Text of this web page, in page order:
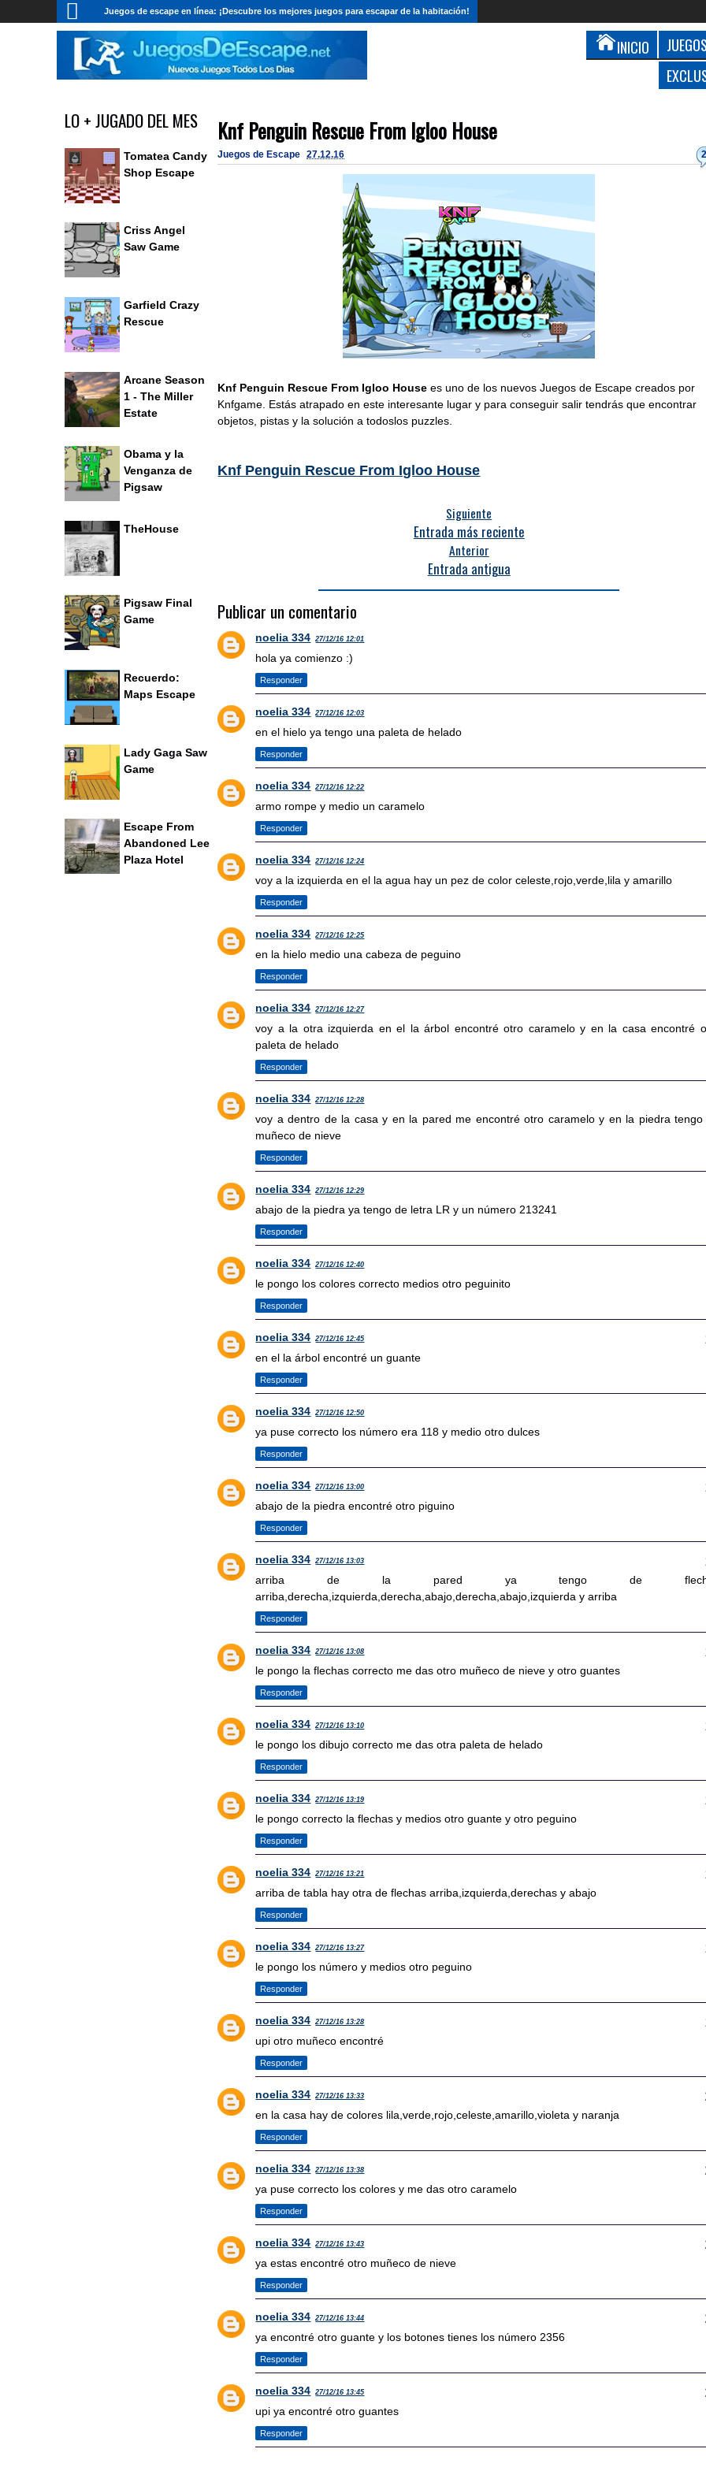
Juegos de escape en línea: ¡Descubre los mejores juegos para escapar de la habitación!
INICIO
Knf Penguin Rescue From Igloo House
Juegos de Escape 27.12.16
Knf Penguin Rescue From Igloo House es uno de los nuevos Juegos de Escape creados por
Knfgame. Estás atrapado en este interesante lugar y para conseguir salir tendrás que encontrar
objetos, pistas y la solución a todoslos
Knf Penguin Rescue From Igloo House
Siguiente
Entrada más reciente
Anterior
Entrada antigua
Publicar un comentario
noelia 334 27/12/16 12:01
hola ya comienzo :)
Responder
noelia 334 27/12/16 12:03
en el hielo ya tengo una paleta de helado
Responder
noelia 334 27/12/16 12:22
armo rompe y medio un caramelo
Responder
noelia 334 27/12/16 12:24
voy a la izquierda en el la agua hay un pez de color celeste,rojo,verde,lila y amarillo
Responder
noelia 334 27/12/16 12:25
en la hielo medio una cabeza de peguino
Responder
noelia 334 27/12/16 12:27
voy a la otra izquierda en el la árbol encontré otro caramelo y en la casa encontré
paleta de helado
Responder
noelia 334 27/12/16 12:28
voy a dentro de la casa y en la pared me encontré otro caramelo y en la piedra tengo
muñeco de nieve
Responder
noelia 334 27/12/16 12:29
abajo de la piedra ya tengo de letra LR y un número 213241
Responder
noelia 334 27/12/16 12:40
le pongo los colores correcto medios otro peguinito
Responder
noelia 334 27/12/16 12:45
en el la árbol encontré un guante
Responder
noelia 334 27/12/16 12:50
ya puse correcto los número era 118 y medio otro dulces
Responder
noelia 334 27/12/16 13:00
abajo de la piedra encontré otro piguino
Responder
noelia 334 27/12/16 13:03
arriba de la pared ya tengo de
arriba,derecha,izquierda,derecha,abajo,derecha,abajo,izquierda y arriba
Responder
noelia 334 27/12/16 13:08
le pongo la flechas correcto me das otro muñeco de nieve y otro guantes
Responder
noelia 334 27/12/16 13:10
le pongo los dibujo correcto me das otra paleta de helado
Responder
noelia 334 27/12/16 13:19
le pongo correcto la flechas y medios otro guante y otro peguino
Responder
noelia 334 27/12/16 13:21
arriba de tabla hay otra de flechas arriba,izquierda,derechas y abajo
Responder
noelia 334 27/12/16 13:27
le pongo los número y medios otro peguino
Responder
noelia 334 27/12/16 13:28
upi otro muñeco encontré
Responder
noelia 334 27/12/16 13:33
en la casa hay de colores lila,verde,rojo,celeste,amarillo,violeta y naranja
Responder
noelia 334 27/12/16 13:38
ya puse correcto los colores y me das otro caramelo
Responder
noelia 334 27/12/16 13:43
ya estas encontré otro muñeco de nieve
Responder
noelia 334 27/12/16 13:44
ya encontré otro guante y los botones tienes los número 2356
Responder
noelia 334 27/12/16 13:45
upi ya encontré otro guantes
Responder
LO + JUGADO DEL MES
Tomatea Candy
Shop Escape
Criss Angel
Saw Game
Garfield Crazy
Rescue
Arcane Season
1 - The Miller
Estate
Obama y la
Venganza de
Pigsaw
TheHouse
Pigsaw Final
Game
Recuerdo:
Maps Escape
Lady Gaga Saw
Game
Escape From
Abandoned Lee
Plaza Hotel